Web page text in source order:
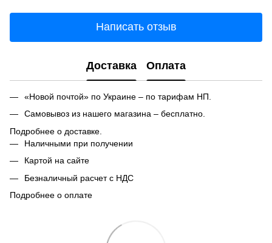
Написать отзыв
Доставка Оплата
«Новой почтой» по Украине – по тарифам НП.
Самовывоз из нашего магазина – бесплатно.
Подробнее о доставке.
Наличными при получении
Картой на сайте
Безналичный расчет с НДС
Подробнее о оплате